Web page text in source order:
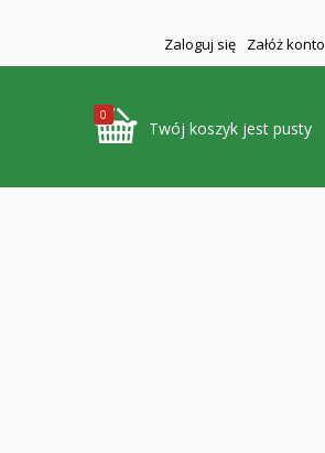
Zaloguj się Załóż konto
0
Twój koszyk jest pusty